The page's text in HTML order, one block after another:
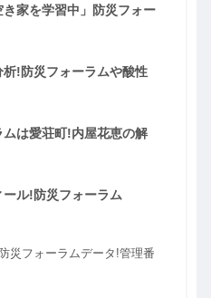
家を学習中」防災フォー
!防災フォーラムや酸性
は愛荘町!内屋花恵の解
ル!防災フォーラム
災フォーラムデータ!管理番